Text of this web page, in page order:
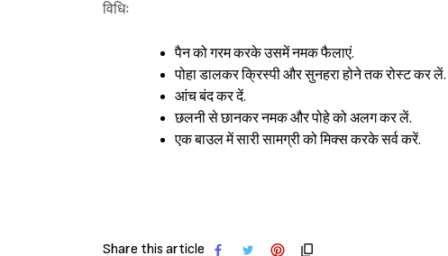
विधिः
पैन को गरम करके उसमें नमक फैलाएं.
पोहा डालकर क्रिस्पी और सुनहरा होने तक रोस्ट कर लें.
आंच बंद कर दें.
छलनी से छानकर नमक और पोहे को अलग कर लें.
एक बाउल में सारी सामग्री को मिक्स करके सर्व करें.
Share this article